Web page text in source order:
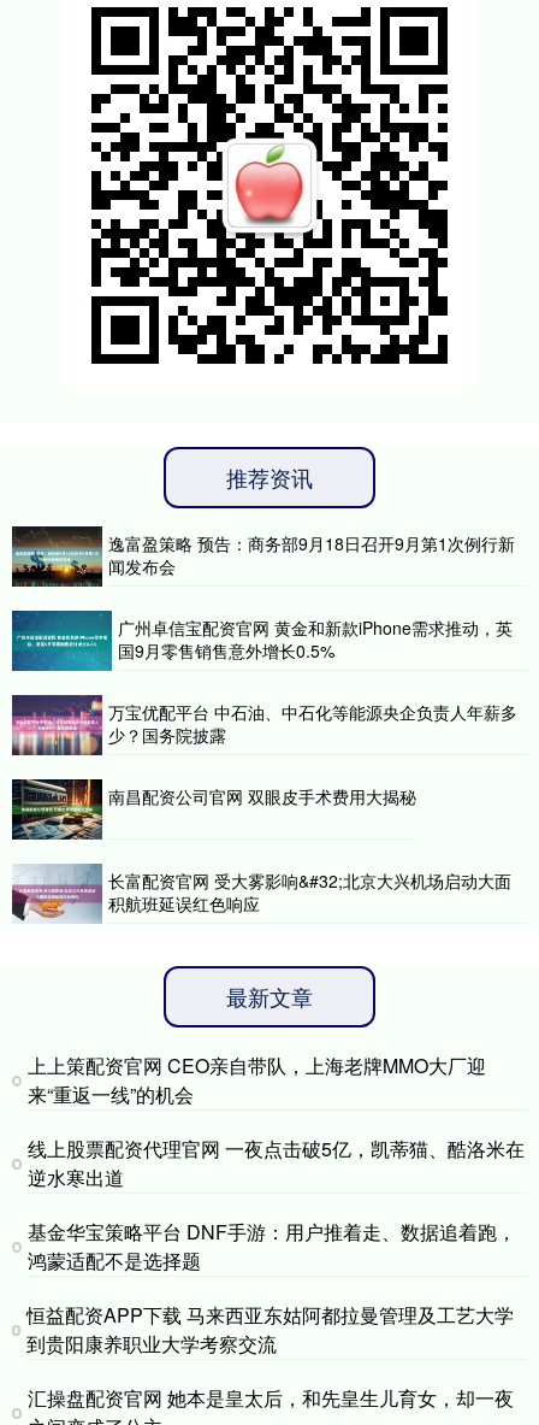
推荐资讯
逸富盈策略 预告：商务部9月18日召开9月第1次例行新
闻发布会
广州卓信宝配资官网 黄金和新款iPhone需求推动，英
国9月零售销售意外增长0.5%
万宝优配平台 中石油、中石化等能源央企负责人年薪多
少？国务院披露
南昌配资公司官网 双眼皮手术费用大揭秘
长富配资官网 受大雾影响&#32;北京大兴机场启动大面
积航班延误红色响应
最新文章
上上策配资官网 CEO亲自带队，上海老牌MMO大厂迎
来“重返一线”的机会
线上股票配资代理官网 一夜点击破5亿，凯蒂猫、酷洛米在
逆水寒出道
基金华宝策略平台 DNF手游：用户推着走、数据追着跑，
鸿蒙适配不是选择题
恒益配资APP下载 马来西亚东姑阿都拉曼管理及工艺大学
到贵阳康养职业大学考察交流
汇操盘配资官网 她本是皇太后，和先皇生儿育女，却一夜